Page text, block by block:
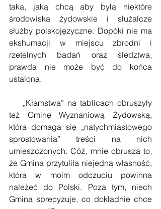
taka, jaką chcą aby była niektóre
środowiska żydowskie i służalcze
służby polskojęzyczne. Dopóki nie ma
ekshumacji w miejscu zbrodni i
rzetelnych badań oraz śledztwa,
prawda nie może być do końca
ustalona.
„Kłamstwa” na tablicach obruszyły
też Gminę Wyznaniową Żydowską,
która domaga się „natychmiastowego
sprostowania” treści na nich
umieszczonych. Cóż, mnie obrusza to,
że Gmina przytuliła niejedną własność,
która w moim odczuciu powinna
należeć do Polski. Poza tym, niech
Gmina sprecyzuje, co dokładnie chce